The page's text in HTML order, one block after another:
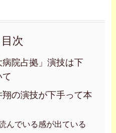
目次
院占拠」演技は下
て
翔の演技が下手って本
んでいる感が出ている